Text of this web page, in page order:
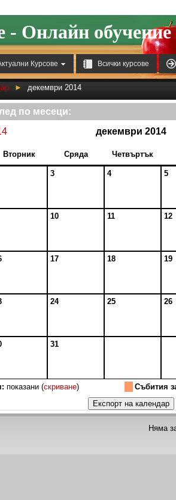
Курсове  Всички курсове 
- Онлайн обучение
► декември 2014
по месеци:
декември 2014
Вторник Сряда Четвъртък
3 4 5
10 11 12
17 18 19
24 25 26
31
показани (скриване) Събития
Няма